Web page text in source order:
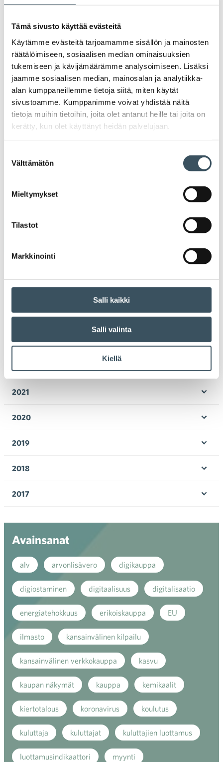
Tämä sivusto käyttää evästeitä
Käytämme evästeitä tarjoamamme sisällön ja mainosten
räätälöimiseen, sosiaalisen median ominaisuuksien
tukemiseen ja kävijämäärämme analysoimiseen. Lisäksi
jaamme sosiaalisen median, mainosalan ja analytiikka-
alan kumppaneillemme tietoja siitä, miten käytät
sivustoamme. Kumppanimme voivat yhdistää näitä
tietoja muihin tietoihin, joita olet antanut heille tai joita on
kerätty, kun olet käyttänyt heidän palvelujaan.
valinta
Välttämätön
Mieltymykset
Tilastot
Markkinointi
Salli kaikki
Salli valinta
Kiellä
Kannattavakauppa.fi
Tarinoita kaupan alalta
Ajankohtaista Kaupan liitossa
Julkaisut
Medialle
2025
2024
2023
2021
2020
2019
2018
2017
Avainsanat
alv arvonlisävero digikauppa
digiostaminen digitaalisuus digitalisaatio
energiatehokkuus erikoiskauppa EU
ilmasto kansainvälinen kilpailu
kansainvälinen verkkokauppa kasvu
kaupan näkymät kauppa kemikaalit
kiertotalous koronavirus koulutus
kuluttaja kuluttajat kuluttajien luottamus
luottamusindikaattori myynti